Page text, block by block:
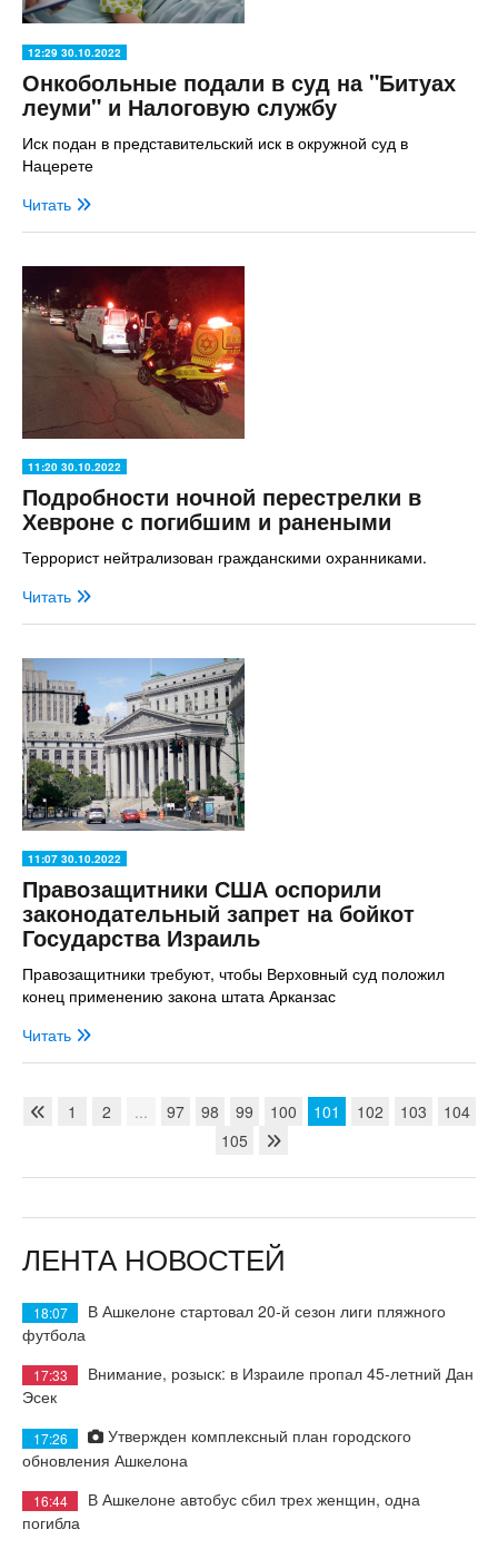
12:29 30.10.2022
Онкобольные подали в суд на "Битуах
леуми" и Налоговую службу
Иск подан в представительский иск в окружной суд в
Нацерете
Читать
11:20 30.10.2022
Подробности ночной перестрелки в
Хевроне с погибшим и ранеными
Террорист нейтрализован гражданскими охранниками.
Читать
11:07 30.10.2022
Правозащитники США оспорили
законодательный запрет на бойкот
Государства Израиль
Правозащитники требуют, чтобы Верховный суд положил
конец применению закона штата Арканзас
Читать
1 2 ... 97 98 99 100 101 102 103
104
105
ЛЕНТА НОВОСТЕЙ
18:07
В Ашкелоне стартовал 20-й сезон лиги пляжного
футбола
17:33
Внимание, розыск: в Израиле пропал 45-летний Дан
Эсек
17:26
Утвержден комплексный план городского
обновления Ашкелона
16:44
В Ашкелоне автобус сбил трех женщин, одна
погибла